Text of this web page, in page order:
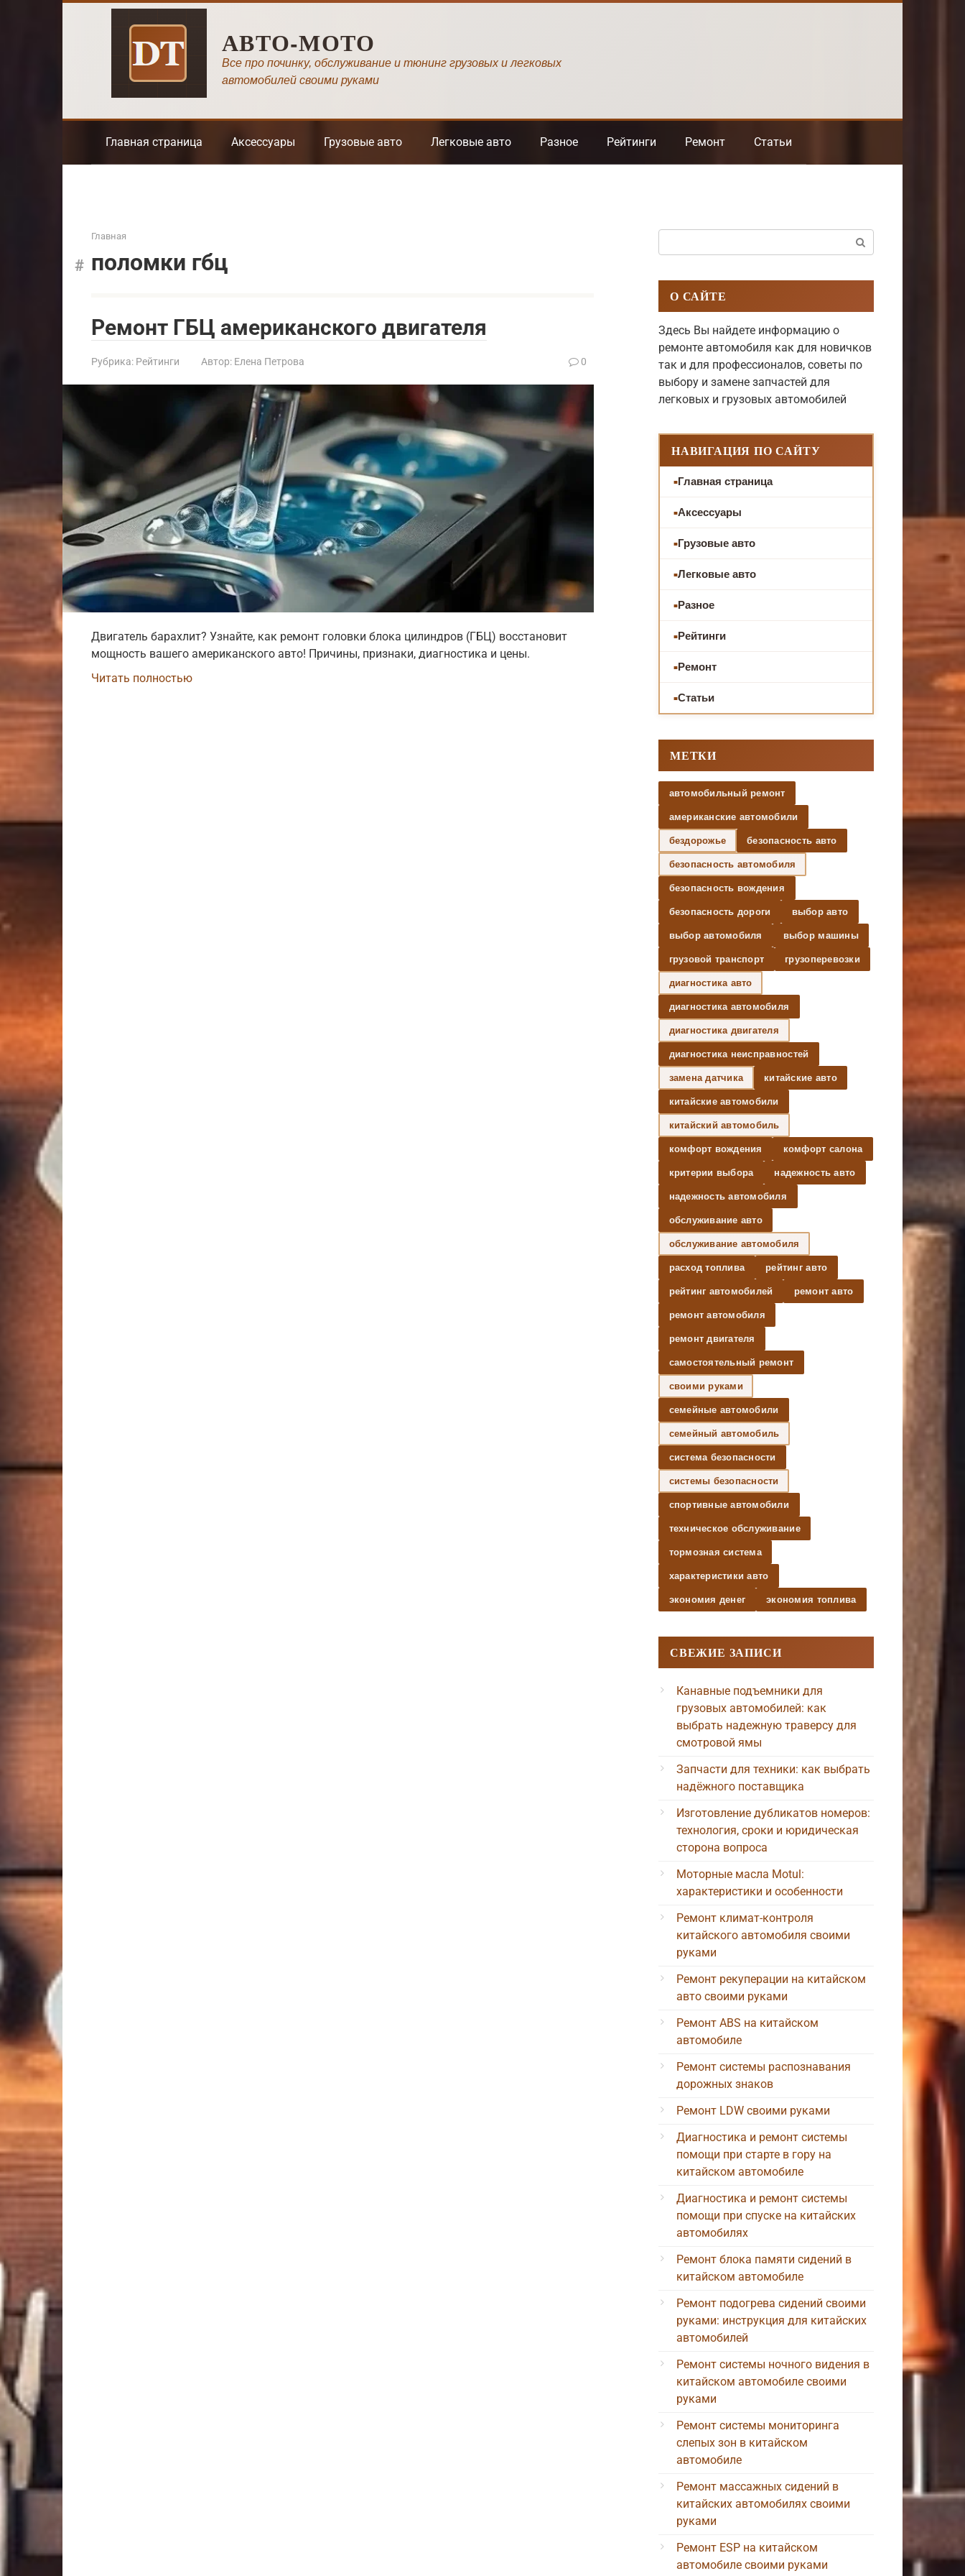
АВТО-МОТО
Все про починку, обслуживание и тюнинг грузовых и легковых
автомобилей своими руками
Главная страница Аксессуары Грузовые авто Легковые авто Разное Рейтинги Ремонт Статьи
Главная
поломки гбц
Ремонт ГБЦ американского двигателя
Рубрика: Рейтинги Автор: Елена Петрова 0
Двигатель барахлит? Узнайте, как ремонт головки блока цилиндров (ГБЦ) восстановит
мощность вашего американского авто! Причины, признаки, диагностика и цены.
Читать полностью
О САЙТЕ
Здесь Вы найдете информацию о
ремонте автомобиля как для новичков
так и для профессионалов, советы по
выбору и замене запчастей для
легковых и грузовых автомобилей
НАВИГАЦИЯ ПО САЙТУ
Главная страница
Аксессуары
Грузовые авто
Легковые авто
Разное
Рейтинги
Ремонт
Статьи
МЕТКИ
автомобильный ремонт
американские автомобили
бездорожье безопасность авто
безопасность автомобиля
безопасность вождения
безопасность дороги выбор авто
выбор автомобиля выбор машины
грузовой транспорт грузоперевозки
диагностика авто
диагностика автомобиля
диагностика двигателя
диагностика неисправностей
замена датчика китайские авто
китайские автомобили
китайский автомобиль
комфорт вождения комфорт салона
критерии выбора надежность авто
надежность автомобиля
обслуживание авто
обслуживание автомобиля
расход топлива рейтинг авто
рейтинг автомобилей ремонт авто
ремонт автомобиля
ремонт двигателя
самостоятельный ремонт
своими руками
семейные автомобили
семейный автомобиль
система безопасности
системы безопасности
спортивные автомобили
техническое обслуживание
тормозная система
характеристики авто
экономия денег экономия топлива
СВЕЖИЕ ЗАПИСИ
Канавные подъемники для
грузовых автомобилей: как
выбрать надежную траверсу для
смотровой ямы
Запчасти для техники: как выбрать
надёжного поставщика
Изготовление дубликатов номеров:
технология, сроки и юридическая
сторона вопроса
Моторные масла Motul:
характеристики и особенности
Ремонт климат-контроля
китайского автомобиля своими
руками
Ремонт рекуперации на китайском
авто своими руками
Ремонт ABS на китайском
автомобиле
Ремонт системы распознавания
дорожных знаков
Ремонт LDW своими руками
Диагностика и ремонт системы
помощи при старте в гору на
китайском автомобиле
Диагностика и ремонт системы
помощи при спуске на китайских
автомобилях
Ремонт блока памяти сидений в
китайском автомобиле
Ремонт подогрева сидений своими
руками: инструкция для китайских
автомобилей
Ремонт системы ночного видения в
китайском автомобиле своими
руками
Ремонт системы мониторинга
слепых зон в китайском
автомобиле
Ремонт массажных сидений в
китайских автомобилях своими
руками
Ремонт ESP на китайском
автомобиле своими руками